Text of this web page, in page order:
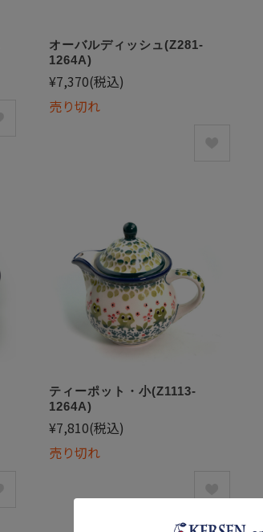
オーバルディッシュ(Z281-
1264A)
¥7,370(税込)
売り切れ
ティーポット・小(Z1113-
1264A)
¥7,810(税込)
売り切れ